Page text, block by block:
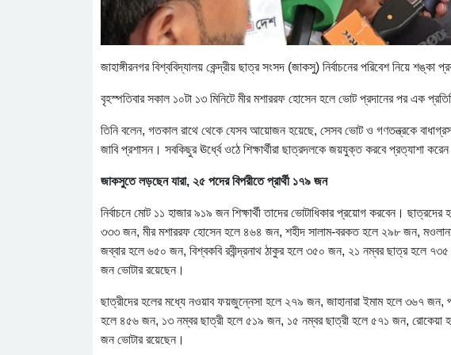
জাহাঙ্গীরনগর বিশ্ববিদ্যালয় কেন্দ্রীয় ছাত্র সংসদ (জাকসু) নির্বাচনের পরিবেশ নিয়ে শঙ্কা
বৃহস্পতিবার সকাল ১০টা ১৩ মিনিটে মীর মশাররফ হোসেন হলে ভোট প্রদানের পর এক
তিনি বলেন, গতকাল রাথে থেকে যেসব আয়োজন হয়েছে, সেসব ভোট ও গণতন্ত্রকে
জাবি প্রশাসন। সবকিছুর ঊর্ধ্বে ওঠে শিক্ষার্থীরা ছাত্রদলকে জয়যুক্ত করবে প্রত্যাশা করেন
জাকসুতে লড়ছেন যারা, ২৫ পদের বিপরীতে প্রার্থী ১৭৯ জন
নির্বাচনে মোট ১১ হাজার ৯১৯ জন শিক্ষার্থী তাদের ভোটাধিকার প্রয়োগ করবেন।
৩৩৩ জন, মীর মশাররফ হোসেন হলে ৪৬৪ জন, শহীদ সালাম-বরকত হলে ২৯৮ জন,
জব্বার হলে ৬৫০ জন, বিশ্বকবি রবীন্দ্রনাথ ঠাকুর হলে ৩৫০ জন, ২১ নম্বর ছাত্র হলে
জন ভোটার রয়েছেন।
ছাত্রীদের হলের মধ্যে নওয়াব ফয়জুন্নেসা হলে ২৭৯ জন, জাহানারা ইমাম হলে ৩৬৭
হলে ৪৫৬ জন, ১৩ নম্বর ছাত্রী হলে ৫১৯ জন, ১৫ নম্বর ছাত্রী হলে ৫৭১ জন, রোকেয়া
জন ভোটার রয়েছেন।